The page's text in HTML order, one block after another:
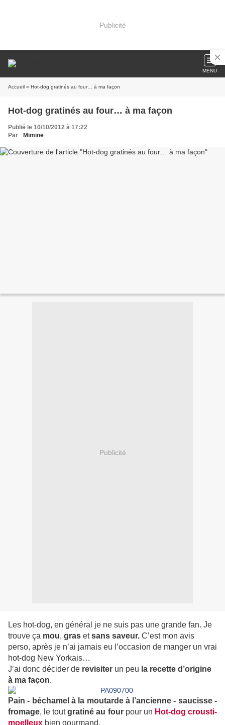
Publicité
MENU
Accueil » Hot-dog gratinés au four… à ma façon
Hot-dog gratinés au four… à ma façon
Publié le 10/10/2012 à 17:22
Par
_Mimine_
Publicité
Les hot-dog, en général je ne suis pas une grande fan. Je
trouve ça mou, gras etsans saveur. C’est mon avis
perso, après je n’ai jamais eu l’occasion de manger un vrai
hot-dog New Yorkais…
J’ai donc décider de revisiter un peu la recette d’origine
à ma façon.
Pain - béchamel à la moutarde à l’ancienne - saucisse -
fromage, le toutgratiné au fourpour un Hot-dog crousti-
moelleux bien gourmand.